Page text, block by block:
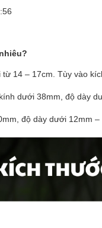
14 – 17cm. Tùy vào
dưới 38mm, độ dày
độ dày dưới 12mm –